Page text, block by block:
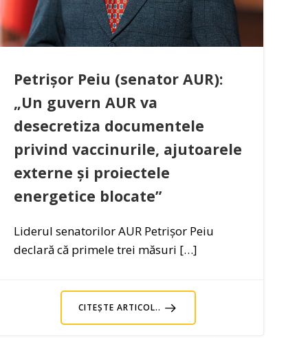
Petrișor Peiu (senator AUR):
„Un guvern AUR va
desecretiza documentele
privind vaccinurile, ajutoarele
externe și proiectele
energetice blocate”
Liderul senatorilor AUR Petrișor Peiu
declară că primele trei măsuri […]
CITEȘTE ARTICOL..